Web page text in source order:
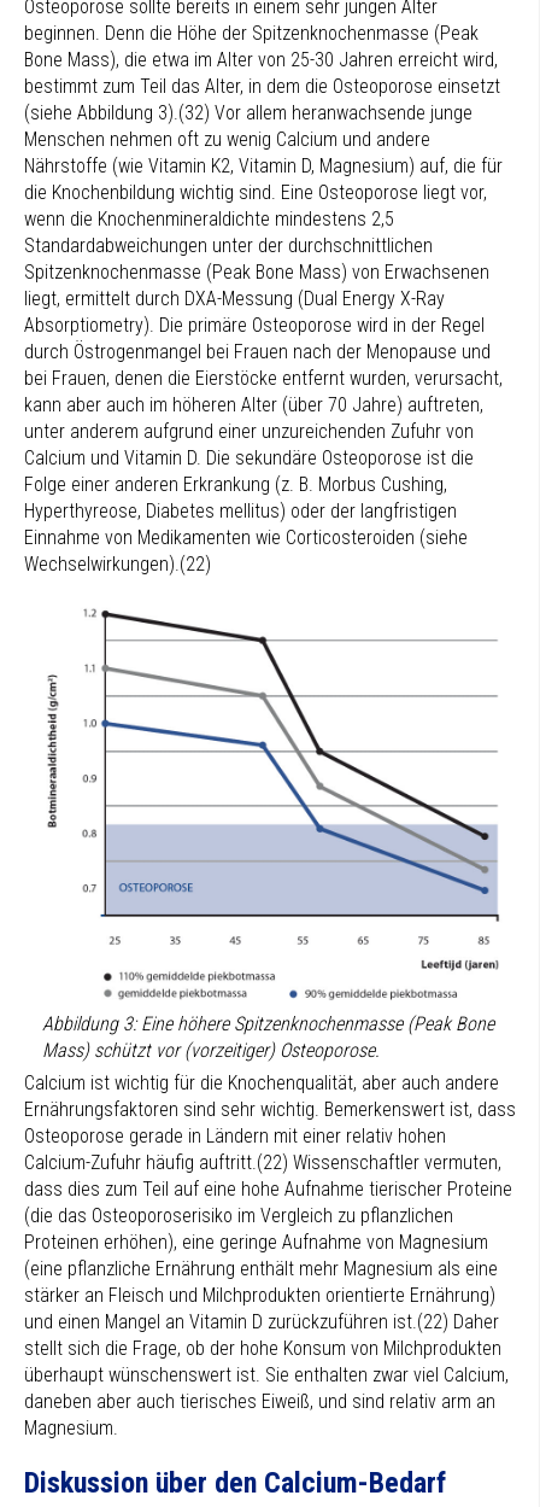
Osteoporose sollte bereits in einem sehr jungen Alter
beginnen. Denn die Höhe der Spitzenknochenmasse (Peak
Bone Mass), die etwa im Alter von 25-30 Jahren erreicht wird,
bestimmt zum Teil das Alter, in dem die Osteoporose einsetzt
(siehe Abbildung 3).(32) Vor allem heranwachsende junge
Menschen nehmen oft zu wenig Calcium und andere
Nährstoffe (wie Vitamin K2, Vitamin D, Magnesium) auf, die für
die Knochenbildung wichtig sind. Eine Osteoporose liegt vor,
wenn die Knochenmineraldichte mindestens 2,5
Standardabweichungen unter der durchschnittlichen
Spitzenknochenmasse (Peak Bone Mass) von Erwachsenen
liegt, ermittelt durch DXA-Messung (Dual Energy X-Ray
Absorptiometry). Die primäre Osteoporose wird in der Regel
durch Östrogenmangel bei Frauen nach der Menopause und
bei Frauen, denen die Eierstöcke entfernt wurden, verursacht,
kann aber auch im höheren Alter (über 70 Jahre) auftreten,
unter anderem aufgrund einer unzureichenden Zufuhr von
Calcium und Vitamin D. Die sekundäre Osteoporose ist die
Folge einer anderen Erkrankung (z. B. Morbus Cushing,
Hyperthyreose, Diabetes mellitus) oder der langfristigen
Einnahme von Medikamenten wie Corticosteroiden (siehe
Wechselwirkungen).(22)
Abbildung 3: Eine höhere Spitzenknochenmasse (Peak Bone
Mass) schützt vor (vorzeitiger) Osteoporose.
Calcium ist wichtig für die Knochenqualität, aber auch andere
Ernährungsfaktoren sind sehr wichtig. Bemerkenswert ist, dass
Osteoporose gerade in Ländern mit einer relativ hohen
Calcium-Zufuhr häufig auftritt.(22) Wissenschaftler vermuten,
dass dies zum Teil auf eine hohe Aufnahme tierischer Proteine
(die das Osteoporoserisiko im Vergleich zu pflanzlichen
Proteinen erhöhen), eine geringe Aufnahme von Magnesium
(eine pflanzliche Ernährung enthält mehr Magnesium als eine
stärker an Fleisch und Milchprodukten orientierte Ernährung)
und einen Mangel an Vitamin D zurückzuführen ist.(22) Daher
stellt sich die Frage, ob der hohe Konsum von Milchprodukten
überhaupt wünschenswert ist. Sie enthalten zwar viel Calcium,
daneben aber auch tierisches Eiweiß, und sind relativ arm an
Magnesium.
Diskussion über den Calcium-Bedarf